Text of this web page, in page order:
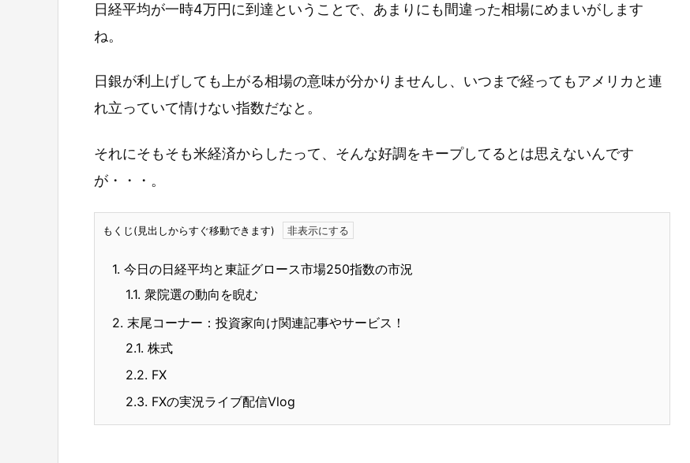
日経平均が一時4万円に到達ということで、あまりにも間違った相場にめまいがします
ね。
日銀が利上げしても上がる相場の意味が分かりませんし、いつまで経ってもアメリカと連
れ立っていて情けない指数だなと。
それにそもそも米経済からしたって、そんな好調をキープしてるとは思えないんです
が・・・。
もくじ(見出しからすぐ移動できます)
1. 今日の日経平均と東証グロース市場250指数の市況
1.1. 衆院選の動向を睨む
2. 末尾コーナー：投資家向け関連記事やサービス！
2.1. 株式
2.2. FX
2.3. FXの実況ライブ配信Vlog